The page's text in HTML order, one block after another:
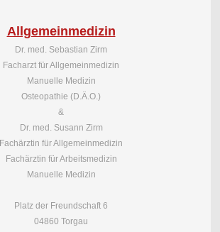
Allgemeinmedizin
Dr. med. Sebastian Zirm
Facharzt für Allgemeinmedizin
Manuelle Medizin
Osteopathie (D.Ä.O.)
&
Dr. med. Susann Zirm
Fachärztin für Allgemeinmedizin
Fachärztin für Arbeitsmedizin
Manuelle Medizin
Platz der Freundschaft 6
04860 Torgau